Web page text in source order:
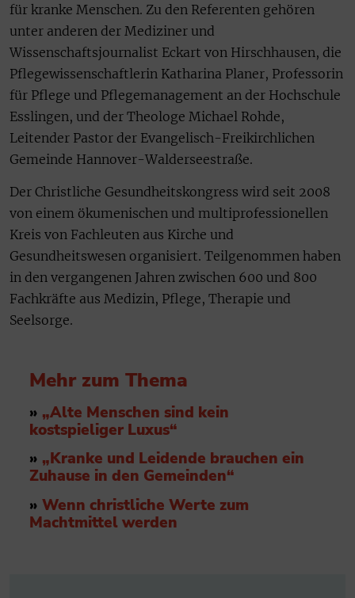
für kranke Menschen. Zu den Referenten gehören
unter anderen der Mediziner und
Wissenschaftsjournalist Eckart von Hirschhausen, die
Pflegewissenschaftlerin Katharina Planer, Professorin
für Pflege und Pflegemanagement an der Hochschule
Esslingen, und der Theologe Michael Rohde,
Leitender Pastor der Evangelisch-Freikirchlichen
Gemeinde Hannover-Walderseestraße.
Der Christliche Gesundheitskongress wird seit 2008
von einem ökumenischen und multiprofessionellen
Kreis von Fachleuten aus Kirche und
Gesundheitswesen organisiert. Teilgenommen haben
in den vergangenen Jahren zwischen 600 und 800
Fachkräfte aus Medizin, Pflege, Therapie und
Seelsorge.
Mehr zum Thema
» „Alte Menschen sind kein
kostspieliger Luxus“
» „Kranke und Leidende brauchen ein
Zuhause in den Gemeinden“
» Wenn christliche Werte zum
Machtmittel werden